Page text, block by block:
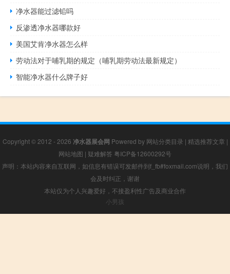
净水器能过滤铅吗
反渗透净水器哪款好
美国艾肯净水器怎么样
劳动法对于哺乳期的规定（哺乳期劳动法最新规定）
智能净水器什么牌子好
Copyright © 2012 - 2026 净水器展会网 Powered by 网站分类目录 | 精选推荐文章 |
网站地图 | 疑难解答 粤ICP备12600292号
声明：本站内容来自互联网，如信息有错误可发邮件到f_fb#foxmail.com说明，我们
会及时纠正，谢谢
本站仅为个人兴趣爱好，不接盈利性广告及商业合作
小男孩